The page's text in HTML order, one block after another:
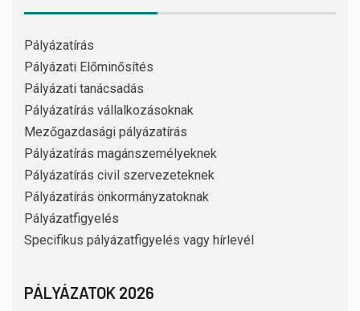
Pályázatírás
Pályázati Előminősítés
Pályázati tanácsadás
Pályázatírás vállalkozásoknak
Mezőgazdasági pályázatírás
Pályázatírás magánszemélyeknek
Pályázatírás civil szervezeteknek
Pályázatírás önkormányzatoknak
Pályázatfigyelés
Specifikus pályázatfigyelés vagy hírlevél
PÁLYÁZATOK 2026